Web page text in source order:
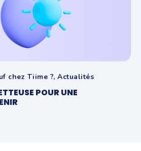
chez Tiime ?, Actualités
POUR UNE